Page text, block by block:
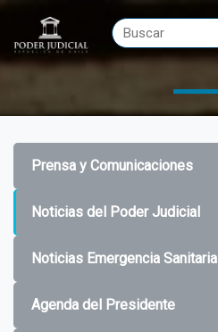
Prensa y Comunicaciones
Noticias del Poder Judicial
Noticias Emergencia Sanitaria
Agenda del Presidente